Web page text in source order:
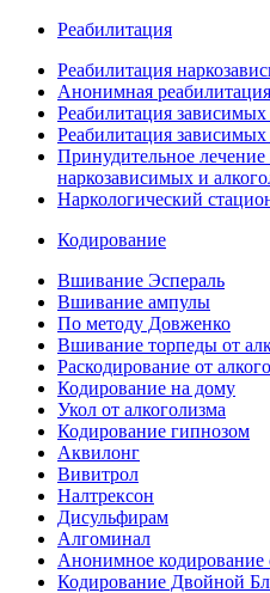
Реабилитация
Реабилитация
Анонимная
Реабилитация
Реабилитация
Принудительное
наркозависимых и
Наркологический
Кодирование
Вшивание Эспераль
Вшивание ампулы
По методу Довженко
Вшивание торпеды от
Раскодирование от
Кодирование на дому
Укол от алкоголизма
Кодирование гипнозом
Аквилонг
Вивитрол
Налтрексон
Дисульфирам
Алгоминал
Анонимное кодирование
Кодирование Двойной